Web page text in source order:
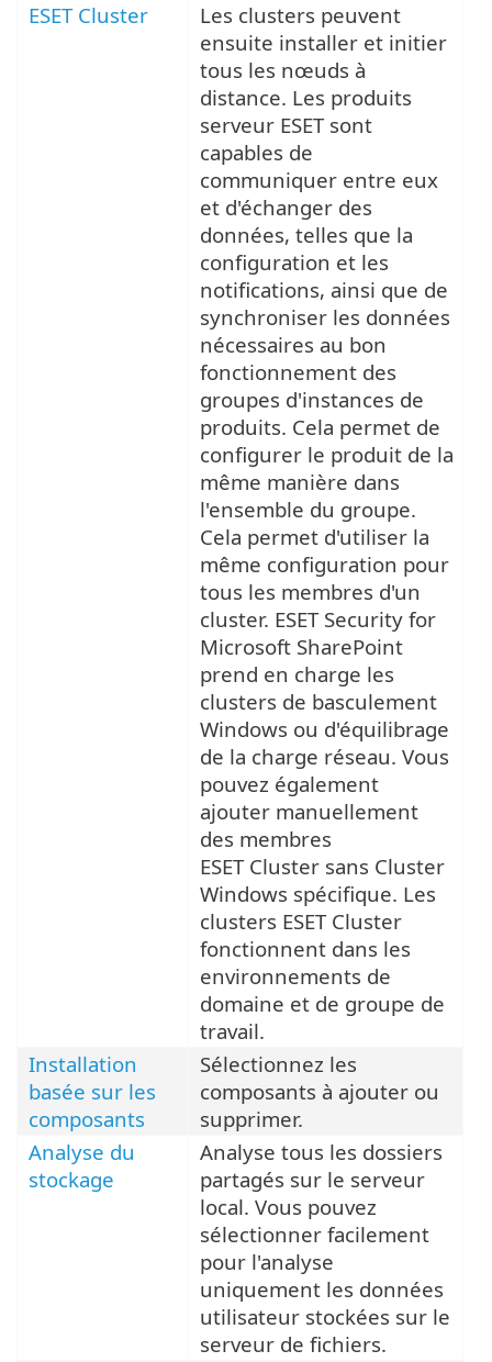
ESET Cluster
Les clusters peuvent
ensuite installer et initier
tous les nœuds à
distance. Les produits
serveur ESET sont
capables de
communiquer entre eux
et d'échanger des
données, telles que la
configuration et les
notifications, ainsi que de
synchroniser les données
nécessaires au bon
fonctionnement des
groupes d'instances de
produits. Cela permet de
configurer le produit de la
même manière dans
l'ensemble du groupe.
Cela permet d'utiliser la
même configuration pour
tous les membres d'un
cluster. ESET Security for
Microsoft SharePoint
prend en charge les
clusters de basculement
Windows ou d'équilibrage
de la charge réseau. Vous
pouvez également
ajouter manuellement
des membres
ESET Cluster sans Cluster
Windows spécifique. Les
clusters ESET Cluster
fonctionnent dans les
environnements de
domaine et de groupe de
travail.
Installation
basée sur les
composants
Sélectionnez les
composants à ajouter ou
supprimer.
Analyse du
stockage
Analyse tous les dossiers
partagés sur le serveur
local. Vous pouvez
sélectionner facilement
pour l'analyse
uniquement les données
utilisateur stockées sur le
serveur de fichiers.